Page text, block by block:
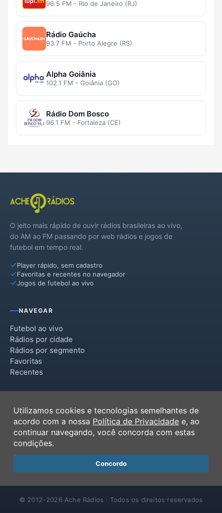
96.5 FM - Rio de Janeiro (RJ)
Rádio Gaúcha
93.7 FM - Porto Alegre (RS)
Alpha Goiânia
102.1 FM - Goiânia (GO)
Rádio Dom Bosco
96.1 FM - Fortaleza (CE)
O jeito mais rápido de ouvir rádios brasileiras ao vivo,
do AM ao FM passando por web rádios e jogos de
futebol em tempo real.
Player rápido, sem cadastro
Favoritas e recentes no navegador
Jogos de futebol ao vivo
NAVEGAR
Futebol ao vivo
Rádios por cidade
Rádios por segmento
Favoritas
Recentes
Termos de Uso
Política de Privacidade
Ferramentas
Contato
© 2012–2026 Ache Rádios · Todos os direitos reservados
Utilizamos cookies e tecnologias semelhantes de
acordo com a nossa Política de Privacidade e, ao
continuar navegando, você concorda com estas
condições.
Concordo